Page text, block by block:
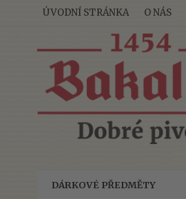
ÚVODNÍ STRÁNKA O NÁS
DÁRKOVÉ PŘEDMĚTY